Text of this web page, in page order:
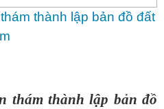
thành lập bản đồ đất
thám thành lập bản đồ